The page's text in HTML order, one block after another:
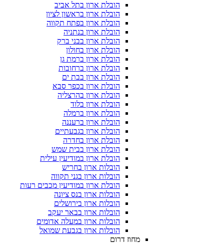
הובלת ארון בתל אביב
הובלת ארון בראשון לציון
הובלת ארון בפתח תקווה
הובלת ארון בנתניה
הובלת ארון בבני ברק
הובלת ארון בחולון
הובלת ארון ברמת גן
הובלת ארון ברחובות
הובלת ארון בבת ים
הובלת ארון בכפר סבא
הובלת ארון בהרצליה
הובלת ארון ברמלה
הובלת ארון ברעננה
הובלת ארון בגבעתיים
הובלת ארון בחדרה
הובלת ארון בבית שמש
הובלת ארון במודיעין עילית
הובלות ארון בחריש
הובלות ארון בגני תקווה
הובלת ארון במודיעין מכבים רעות
הובלות ארון בנס ציונה
הובלות ארון בירושלים
הובלות ארון בבאר יעקב
הובלות ארון במעלה אדומים
הובלות ארון בגבעת שמואל